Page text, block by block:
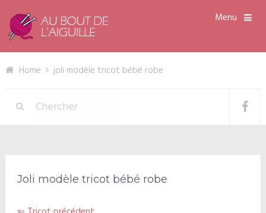
Menu
Home joli modèle tricot bébé robe
Joli modèle tricot bébé robe